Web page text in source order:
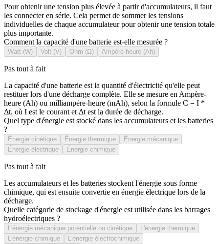
Pour obtenir une tension plus élevée à partir d'accumulateurs, il faut
les connecter en série. Cela permet de sommer les tensions
individuelles de chaque accumulateur pour obtenir une tension totale
plus importante.
Comment la capacité d'une batterie est-elle mesurée ?
Watt (W) Volt (V) Ohm (Ω) Ampère-heure (Ah)
Pas tout à fait
La capacité d'une batterie est la quantité d'électricité qu'elle peut
restituer lors d'une décharge complète. Elle se mesure en Ampère-
heure (Ah) ou milliampère-heure (mAh), selon la formule C = I *
Δt, où I est le courant et Δt est la durée de décharge.
Quel type d'énergie est stocké dans les accumulateurs et les batteries
?
Énergie cinétique Énergie thermique
Énergie mécanique
Énergie électrique
Énergie chimique
Pas tout à fait
Les accumulateurs et les batteries stockent l'énergie sous forme
chimique, qui est ensuite convertie en énergie électrique lors de la
décharge.
Quelle catégorie de stockage d'énergie est utilisée dans les barrages
hydroélectriques ?
L'énergie mécanique potentielle ou cinétique
L'énergie thermique
L'énergie chimique
L'énergie électrochimique